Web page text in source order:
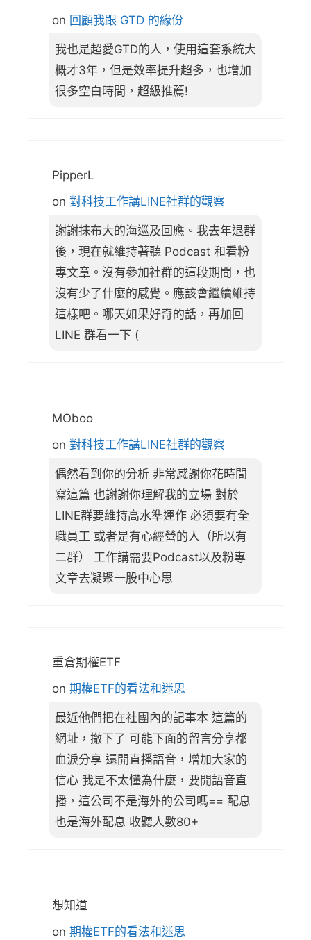
on 回顧我跟 GTD 的緣份
我也是超愛GTD的人，使用這套系統大
概才3年，但是效率提升超多，也增加
很多空白時間，超級推薦!
PipperL
on 對科技工作講LINE社群的觀察
謝謝抹布大的海巡及回應。我去年退群
後，現在就維持著聽 Podcast 和看粉
專文章。沒有參加社群的這段期間，也
沒有少了什麼的感覺。應該會繼續維持
這樣吧。哪天如果好奇的話，再加回
LINE 群看一下 (
MOboo
on 對科技工作講LINE社群的觀察
偶然看到你的分析 非常感謝你花時間
寫這篇 也謝謝你理解我的立場 對於
LINE群要維持高水準運作 必須要有全
職員工 或者是有心經營的人（所以有
二群） 工作講需要Podcast以及粉專
文章去凝聚一股中心思
重倉期權ETF
on 期權ETF的看法和迷思
最近他們把在社團內的記事本 這篇的
網址，撤下了 可能下面的留言分享都
血淚分享 還開直播語音，增加大家的
信心 我是不太懂為什麼，要開語音直
播，這公司不是海外的公司嗎== 配息
也是海外配息 收聽人數80+
想知道
on 期權ETF的看法和迷思